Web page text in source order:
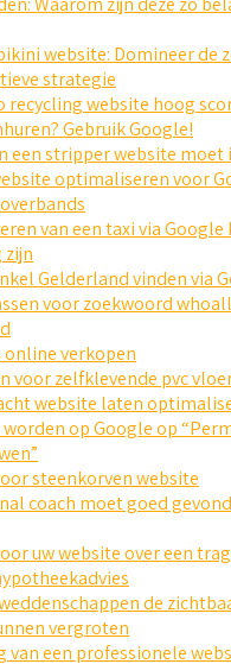
website: Domineer de
strategie
recycling website hoog
Gebruik Google!
een stripper website moet
optimaliseren voor
van een taxi via Google
zijn
Gelderland vinden via
voor zoekwoord
online verkopen
voor zelfklevende pvc
website laten
worden op Google op
steenkorven website
coach moet goed
uw website over een
de
vergroten
van een professionele